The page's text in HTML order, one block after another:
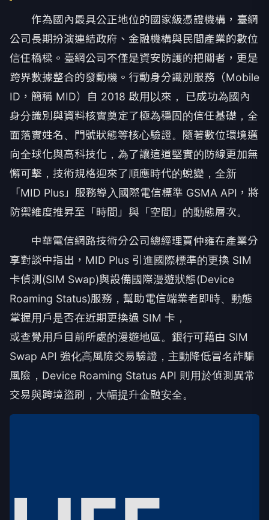
作為國內最具公正地位的國家級憑證機構，臺網
公司長期扮演連結政府、金融機構與民間產業的數位
信任橋樑。臺網公司不僅是資安防護的把關者，更是
跨界數據整合的發動機。行動身分識別服務（Mobile
ID，簡稱 MID）自 2018 啟用以來， 已成功為國內
身分識別與資料核實奠定了極為穩固的信任基礎，全
面落實姓名、門號狀態等核心驗證。隨著數位環境邁
向全球化與高科技化，為了讓這道堅實的防線更加無
懈可擊，技術規格迎來了順應時代的蛻變，全新
「MID Plus」服務導入國際電信標準 GSMA API，將
防禦維度推昇至「時間」與「空間」的動態層次。
中華電信網路技術分公司總經理賈仲雍在產業分
享對談中指出，MID Plus 引進國際標準的更換 SIM
卡偵測(SIM Swap)與設備國際漫遊狀態(Device
Roaming Status)服務，幫助電信端業者即時、動態
掌握用戶是否在近期更換過 SIM 卡，
或查覺用戶目前所處的漫遊地區。銀行可藉由 SIM
Swap API 強化高風險交易驗證，主動降低冒名詐騙
風險，Device Roaming Status API 則用於偵測異常
交易與跨境盜刷，大幅提升金融安全。